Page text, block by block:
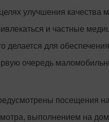
улучшения качества
и частные
делается для
очередь
посещения
выполнением на